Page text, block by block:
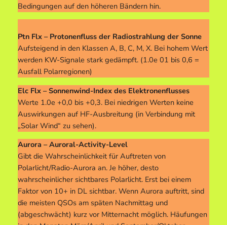
Bedingungen auf den höheren Bändern hin.
Ptn Flx – Protonenfluss der Radiostrahlung der Sonne
Aufsteigend in den Klassen A, B, C, M, X. Bei hohem Wert
werden KW-Signale stark gedämpft. (1.0e 01 bis 0,6 =
Ausfall Polarregionen)
Elc Flx – Sonnenwind-Index des Elektronenflusses
Werte 1.0e +0,0 bis +0,3. Bei niedrigen Werten keine
Auswirkungen auf HF-Ausbreitung (in Verbindung mit
„Solar Wind“ zu sehen).
Aurora – Auroral-Activity-Level
Gibt die Wahrscheinlichkeit für Auftreten von
Polarlicht/Radio-Aurora an. Je höher, desto
wahrscheinlicher sichtbares Polarlicht. Erst bei einem
Faktor von 10+ in DL sichtbar. Wenn Aurora auftritt, sind
die meisten QSOs am späten Nachmittag und
(abgeschwächt) kurz vor Mitternacht möglich. Häufungen